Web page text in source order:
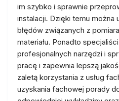
im szybko i sprawnie
instalacji. Dzięki temu można
błędów związanych z
materiału. Ponadto
profesjonalnych narzędzi i
pracę i zapewnia lepszą
zaletą korzystania z usług
uzyskania fachowej porady